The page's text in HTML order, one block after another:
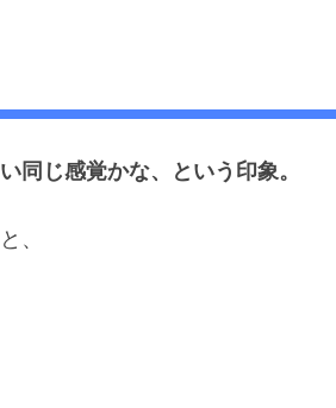
同じ感覚かな、という印象。
、